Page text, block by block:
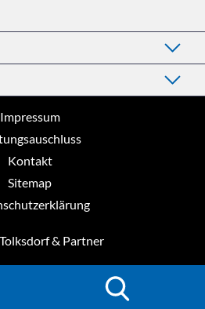
Impressum
Kontakt
Sitemap
& Partner